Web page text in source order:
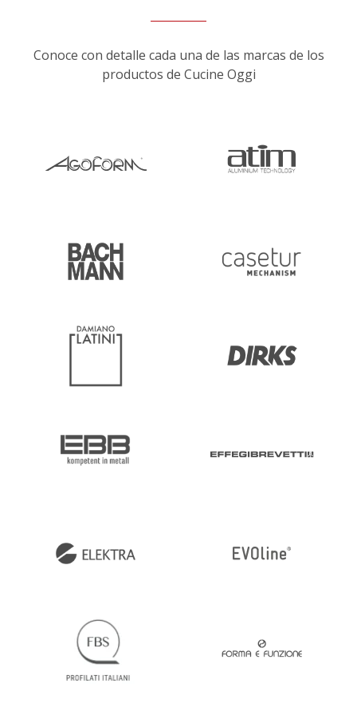
Conoce con detalle cada una de las marcas de los
productos de Cucine Oggi